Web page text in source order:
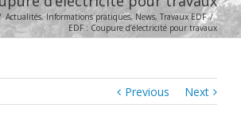
Actualités, Informations pratiques, News, Travaux EDF /
EDF : Coupure d’électricité pour travaux
Previous Next